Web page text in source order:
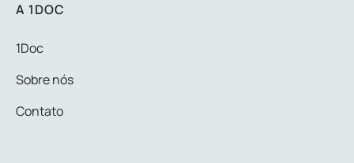
A 1DOC
1Doc
Sobre nós
Contato